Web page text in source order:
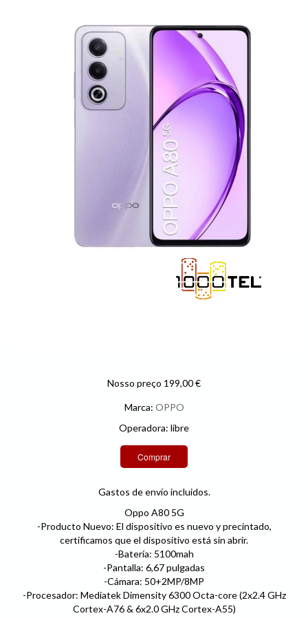
Nosso preço 199,00 €
Marca: OPPO
Operadora: libre
Gastos de envío incluidos.
Oppo A80 5G
-Producto Nuevo: El dispositivo es nuevo y precintado,
certificamos que el dispositivo está sin abrir.
-Batería: 5100mah
-Pantalla: 6,67 pulgadas
-Cámara: 50+2MP/8MP
-Procesador: Mediatek Dimensity 6300 Octa-core (2x2.4 GHz
Cortex-A76 & 6x2.0 GHz Cortex-A55)